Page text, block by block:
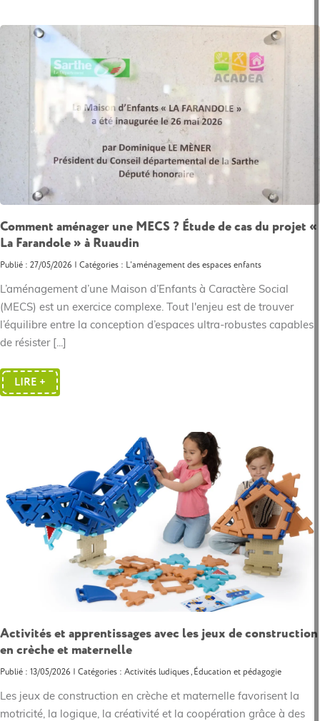
Comment aménager une MECS ? Étude de cas du projet «
La Farandole » à Ruaudin
Publié : 27/05/2026 | Catégories : L'aménagement des espaces enfants
L’aménagement d’une Maison d’Enfants à Caractère Social
(MECS) est un exercice complexe. Tout l'enjeu est de trouver
l’équilibre entre la conception d’espaces ultra-robustes capables
de résister [...]
LIRE +
Activités et apprentissages avec les jeux de construction
en crèche et maternelle
Publié : 13/05/2026 | Catégories : Activités ludiques, Éducation et pédagogie
Les jeux de construction en crèche et maternelle favorisent la
motricité, la logique, la créativité et la coopération grâce à des